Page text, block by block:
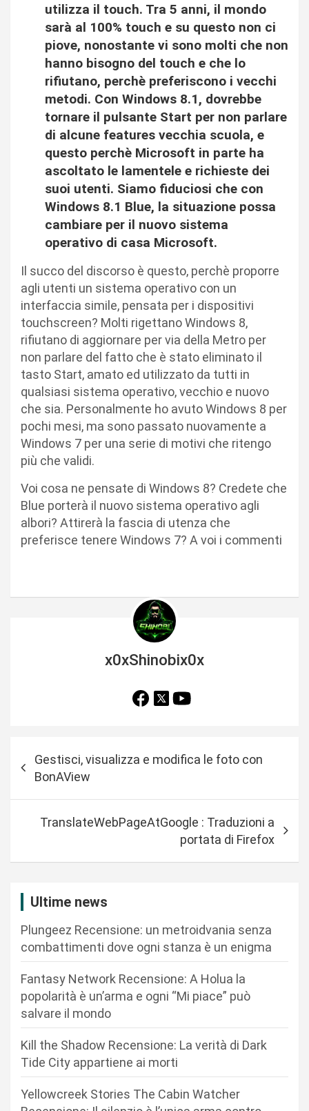
utilizza il touch. Tra 5 anni, il mondo
sarà al 100% touch e su questo non ci
piove, nonostante vi sono molti che non
hanno bisogno del touch e che lo
rifiutano, perchè preferiscono i vecchi
metodi. Con Windows 8.1, dovrebbe
tornare il pulsante Start per non parlare
di alcune features vecchia scuola, e
questo perchè Microsoft in parte ha
ascoltato le lamentele e richieste dei
suoi utenti. Siamo fiduciosi che con
Windows 8.1 Blue, la situazione possa
cambiare per il nuovo sistema
operativo di casa Microsoft.
Il succo del discorso è questo, perchè proporre
agli utenti un sistema operativo con un
interfaccia simile, pensata per i dispositivi
touchscreen? Molti rigettano Windows 8,
rifiutano di aggiornare per via della Metro per
non parlare del fatto che è stato eliminato il
tasto Start, amato ed utilizzato da tutti in
qualsiasi sistema operativo, vecchio e nuovo
che sia. Personalmente ho avuto Windows 8 per
pochi mesi, ma sono passato nuovamente a
Windows 7 per una serie di motivi che ritengo
più che validi.
Voi cosa ne pensate di Windows 8? Credete che
Blue porterà il nuovo sistema operativo agli
albori? Attirerà la fascia di utenza che
preferisce tenere Windows 7? A voi i commenti
x0xShinobix0x
a
Gestisci, visualizza e modifica le foto con
BonAView
TranslateWebPageAtGoogle : Traduzioni a
portata di Firefox
Ultime news
Plungeez Recensione: un metroidvania senza
combattimenti dove ogni stanza è un enigma
Fantasy Network Recensione: A Holua la
popolarità è un’arma e ogni “Mi piace” può
salvare il mondo
Kill the Shadow Recensione: La verità di Dark
Tide City appartiene ai morti
Yellowcreek Stories The Cabin Watcher